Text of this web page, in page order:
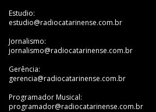
Estudio:
estudio@radiocatarinense.com.br
Jornalismo:
jornalismo@radiocatarinense.com.br
Gerência:
gerencia@radiocatarinense.com.br
Programador Musical:
programador@radiocatarinense.com.br